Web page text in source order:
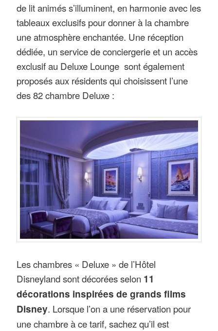
de lit animés s’illuminent, en harmonie avec les
tableaux exclusifs pour donner à la chambre
une atmosphère enchantée. Une réception
dédiée, un service de conciergerie et un accès
exclusif au Deluxe Lounge sont également
proposés aux résidents qui choisissent l’une
des 82 chambre Deluxe :
Les chambres « Deluxe » de l’Hôtel
Disneyland sont décorées selon 11
décorations inspirées de grands films
Disney. Lorsque l’on a une réservation pour
une chambre à ce tarif, sachez qu’il est